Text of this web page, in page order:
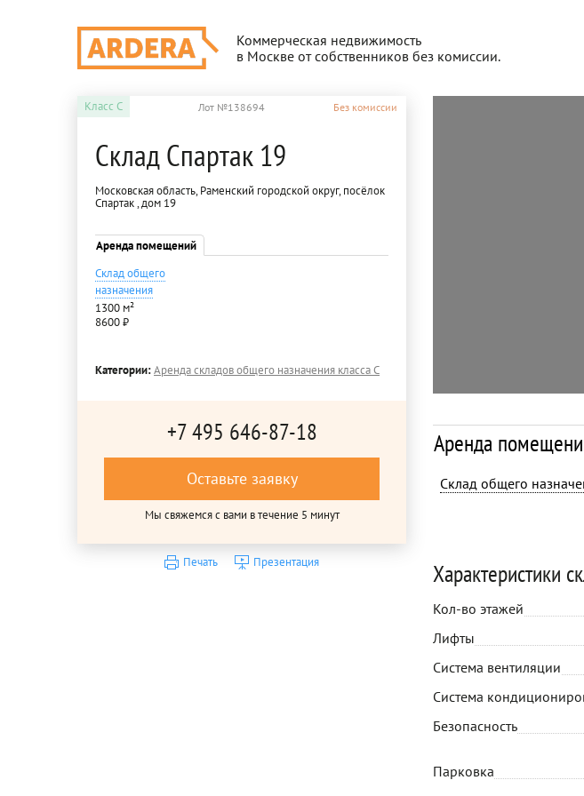
Коммерческая недвижимость
в Москве от собственников без комиссии.
Класс C Лот №138694 Без комиссии
Склад Спартак 19
Московская область, Раменский городской округ, посёлок
Спартак , дом 19
Аренда помещений
Склад общего
назначения
1300 м²
8600 ₽
Категории:Аренда складов общего назначения класса C
+7 495 646-87-18
Оставьте заявку
Мы свяжемся с вами в течение 5 минут
Печать Презентация
Аренда
Склад общего
Характеристики
Кол-во этажей
Лифты
Система вентиляции
Система
Безопасность
Парковка